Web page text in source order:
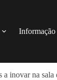
Informação
inovar na sala